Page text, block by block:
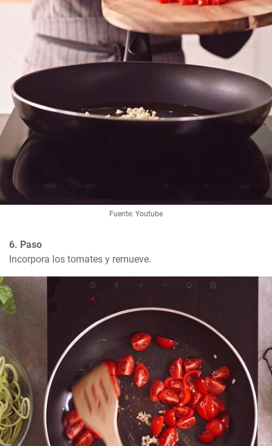
Fuente: Youtube
6. Paso
Incorpora los tomates y remueve.